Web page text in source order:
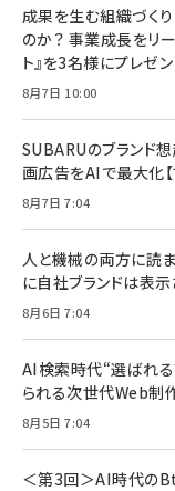
￥
￥
マ
組
￥
す
2枚
￥
￥
全
技
￥
ケ
17
￥
￥
￥
サ
ル
￥
成果を生む組織づく
のか？ 事業成長をリ
ト』を3名様にプレゼン
8月7日 10:00
SUBARUのブランド
画広告をAIで最大化
8月7日 7:04
人と機械の両方に読
に自社ブランドは表
8月6日 7:04
AI検索時代“選ばれる
られる次世代Web制
8月5日 7:04
＜第3回＞AI時代の